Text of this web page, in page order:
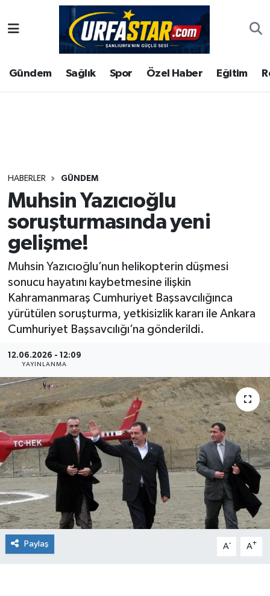
Gündem Sağlık Spor Özel Haber Eğitim
HABERLER GÜNDEM
Muhsin Yazıcıoğlu
soruşturmasında yeni
gelişme!
Muhsin Yazıcıoğlu’nun helikopterin düşmesi
sonucu hayatını kaybetmesine ilişkin
Kahramanmaraş Cumhuriyet Başsavcılığınca
yürütülen soruşturma, yetkisizlik kararı ile Ankara
Cumhuriyet Başsavcılığı’na gönderildi.
12.06.2026 - 12:09
YAYINLANMA
Paylaş A- A+
ASAYİS
ÇEVRE
Gündem
Kültür
Magazin
Şanlıurfa Nöbetçi Eczaneler
Şanlıurfa Hava Durumu
Tüm Manşetler
Son Dakika Haberleri
Haber Arşivi